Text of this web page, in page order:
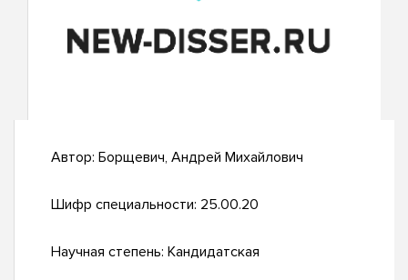
Автор: Борщевич, Андрей Михайлович
Шифр специальности: 25.00.20
Научная степень: Кандидатская